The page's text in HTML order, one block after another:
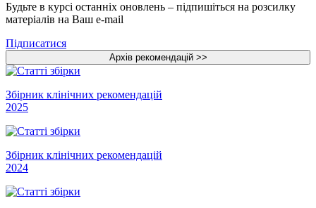
Будьте в курсі останніх оновлень – підпишіться на розсилку
матеріалів на Ваш e-mail
Підписатися
Збірник клінічних рекомендацій
2025
Збірник клінічних рекомендацій
2024